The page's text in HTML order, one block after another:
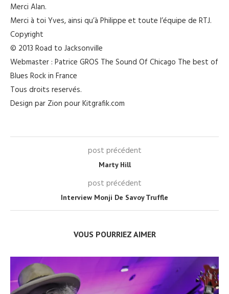
Merci Alan.
Merci à toi Yves, ainsi qu’à Philippe et toute l’équipe de RTJ.
Copyright
© 2013 Road to Jacksonville
Webmaster : Patrice GROS The Sound Of Chicago The best of
Blues Rock in France
Tous droits reservés.
Design par Zion pour Kitgrafik.com
post précédent
Marty Hill
post précédent
Interview Monji De Savoy Truffle
VOUS POURRIEZ AIMER